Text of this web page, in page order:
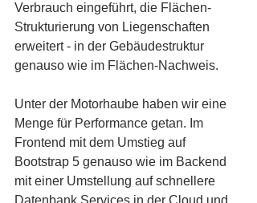
Verbrauch eingeführt, die Flächen-
Strukturierung von Liegenschaften
erweitert - in der Gebäudestruktur
genauso wie im Flächen-Nachweis.
Unter der Motorhaube haben wir eine
Menge für Performance getan. Im
Frontend mit dem Umstieg auf
Bootstrap 5 genauso wie im Backend
mit einer Umstellung auf schnellere